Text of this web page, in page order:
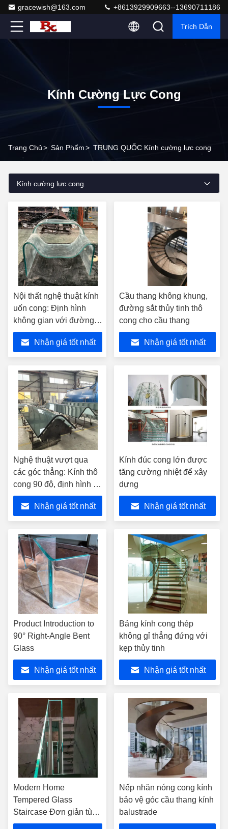
gracewish@163.com +8613929909663--13690711186
Trích Dẫn
Kính Cường Lực Cong
Trang Chủ> Sản Phẩm> TRUNG QUỐC Kính cường lực cong
Kính cường lực cong
Nội thất nghệ thuật kính
uốn cong: Định hình
không gian với đường
cong sang trọng
Nhận giá tốt nhất
Cầu thang không khung,
đường sắt thủy tinh thô
cong cho cầu thang
Nhận giá tốt nhất
Nghệ thuật vượt qua
các góc thẳng: Kính thô
cong 90 độ, định hình lại
không gian với thẩm mỹ
liền mạchNhận giá tốt nhất
Kính đúc cong lớn được
tăng cường nhiệt để xây
dựng
Nhận giá tốt nhất
Product Introduction to
90° Right-Angle Bent
Glass
Nhận giá tốt nhất
Bảng kính cong thép
không gỉ thẳng đứng với
kẹp thủy tinh
Nhận giá tốt nhất
Modern Home
Tempered Glass
Staircase Đơn giản tùy
chỉnh kích thước
Nếp nhăn nóng cong kính
bảo vệ góc cầu thang kính
balustrade